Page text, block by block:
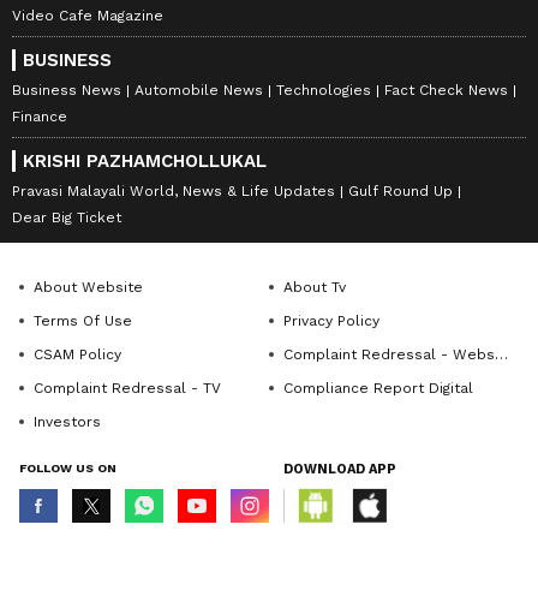
Video Cafe Magazine
BUSINESS
Business News Automobile News Technologies
Fact Check News
Finance
KRISHI PAZHAMCHOLLUKAL
Pravasi Malayali World, News & Life Updates
Gulf Round Up
Dear Big Ticket
About Website
About Tv
Terms Of Use
Privacy Policy
CSAM Policy
Complaint Redressal - Website
Complaint Redressal - TV
Compliance Report Digital
Investors
FOLLOW US ON DOWNLOAD APP